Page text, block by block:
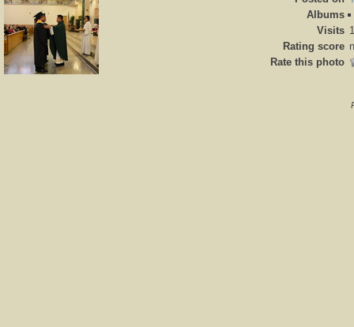
Albums
Visits
Rating score
Rate this photo